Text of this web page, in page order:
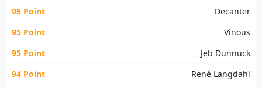
95 Point
Decanter
95 Point
Vinous
95 Point
Jeb Dunnuck
94 Point
René Langdahl